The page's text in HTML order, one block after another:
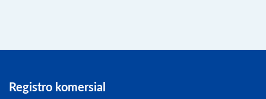
Registro komersial